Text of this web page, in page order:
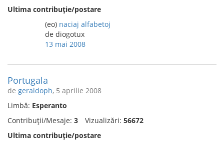
Ultima contribuție/postare
(eo) naciaj alfabetoj
de diogotux
13 mai 2008
Portugala
de geraldoph, 5 aprilie 2008
Limbă: Esperanto
Contribuții/Mesaje: 3 Vizualizări: 56672
Ultima contribuție/postare